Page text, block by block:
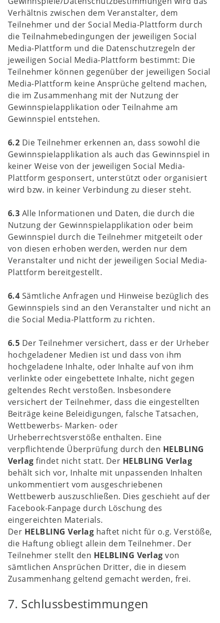
Verhältnis zwischen dem Veranstalter, dem
Teilnehmer und der Social Media-Plattform durch
die Teilnahmebedingungen der jeweiligen Social
Media-Plattform und die Datenschutzregeln der
jeweiligen Social Media-Plattform bestimmt: Die
Teilnehmer können gegenüber der jeweiligen Social
Media-Plattform keine Ansprüche geltend machen,
die im Zusammenhang mit der Nutzung der
Gewinnspielapplikation oder Teilnahme am
Gewinnspiel entstehen.
6.2 Die Teilnehmer erkennen an, dass sowohl die
Gewinnspielapplikation als auch das Gewinnspiel in
keiner Weise von der jeweiligen Social Media-
Plattform gesponsert, unterstützt oder organisiert
wird bzw. in keiner Verbindung zu dieser steht.
6.3 Alle Informationen und Daten, die durch die
Nutzung der Gewinnspielapplikation oder beim
Gewinnspiel durch die Teilnehmer mitgeteilt oder
von diesen erhoben werden, werden nur dem
Veranstalter und nicht der jeweiligen Social Media-
Plattform bereitgestellt.
6.4 Sämtliche Anfragen und Hinweise bezüglich des
Gewinnspiels sind an den Veranstalter und nicht an
die Social Media-Plattform zu richten.
6.5 Der Teilnehmer versichert, dass er der Urheber
hochgeladener Medien ist und dass von ihm
hochgeladene Inhalte, oder Inhalte auf von ihm
verlinkte oder eingebettete Inhalte, nicht gegen
geltendes Recht verstoßen. Insbesondere
versichert der Teilnehmer, dass die eingestellten
Beiträge keine Beleidigungen, falsche Tatsachen,
Wettbewerbs- Marken- oder
Urheberrechtsverstöße enthalten. Eine
verpflichtende Überprüfung durch den HELBLING
Verlag findet nicht statt. Der HELBLING Verlag
behält sich vor, Inhalte mit unpassenden Inhalten
unkommentiert vom ausgeschriebenen
Wettbewerb auszuschließen. Dies geschieht auf der
Facebook-Fanpage durch Löschung des
eingereichten Materials.
Der HELBLING Verlag haftet nicht für o.g. Verstöße,
die Haftung obliegt allein dem Teilnehmer. Der
Teilnehmer stellt den HELBLING Verlag von
sämtlichen Ansprüchen Dritter, die in diesem
Zusammenhang geltend gemacht werden, frei.
7. Schlussbestimmungen